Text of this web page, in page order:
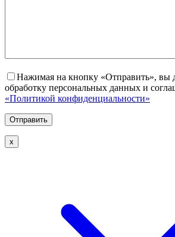
Нажимая на кнопку «Отправить», вы
обработку персональных данных и
«Политикой конфиденциальности»
х